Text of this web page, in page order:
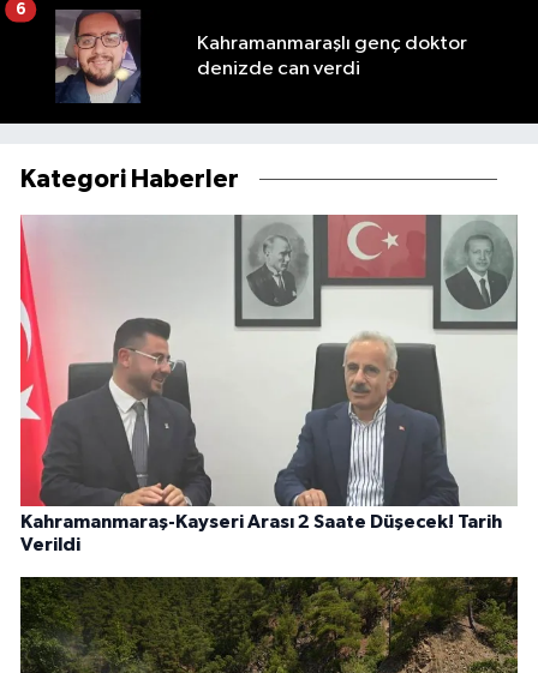
Kahramanmaraşlı genç doktor
denizde can verdi
6
Kategori Haberler
Kahramanmaraş-Kayseri Arası 2 Saate Düşecek! Tarih
Verildi